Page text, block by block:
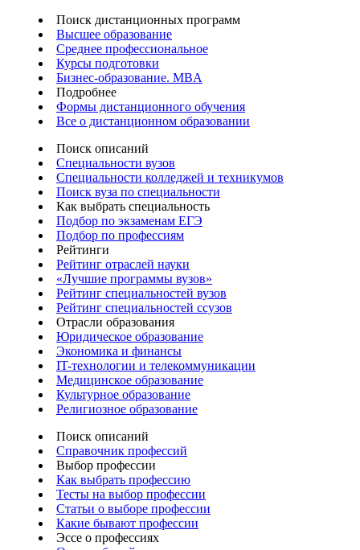
Поиск дистанционных программ
Высшее образование
Среднее профессиональное
Курсы подготовки
Бизнес-образование. MBA
Подробнее
Формы дистанционного обучения
Все о дистанционном образовании
Поиск описаний
Специальности вузов
Специальности колледжей и техникумов
Поиск вуза по специальности
Как выбрать специальность
Подбор по экзаменам ЕГЭ
Подбор по профессиям
Рейтинги
Рейтинг отраслей науки
«Лучшие программы вузов»
Рейтинг специальностей вузов
Рейтинг специальностей ссузов
Отрасли образования
Юридическое образование
Экономика и финансы
IT-технологии и телекоммуникации
Медицинское образование
Культурное образование
Религиозное образование
Поиск описаний
Справочник профессий
Выбор профессии
Как выбрать профессию
Тесты на выбор профессии
Статьи о выборе профессии
Какие бывают профессии
Эссе о профессиях